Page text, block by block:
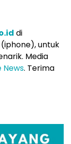
di
(iphone), untuk
Media
News. Terima